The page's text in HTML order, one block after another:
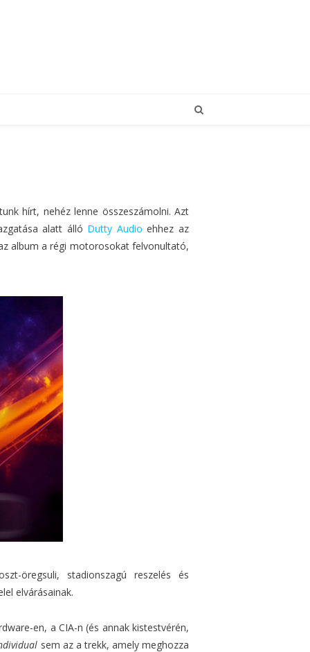
hírt, nehéz lenne összeszámolni. Azt
alatt álló Dutty Audio ehhez az
album a régi motorosokat felvonultató,
öregsuli, stadionszagú reszelés és
elvárásainak.
en, a CIA-n (és annak kistestvérén,
sem az a trekk, amely meghozza